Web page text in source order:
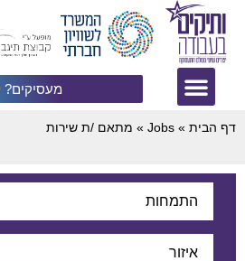
מעסיקים?
דף הבית »
Jobs
» מתאם /ת שירות
התמחות
איזור